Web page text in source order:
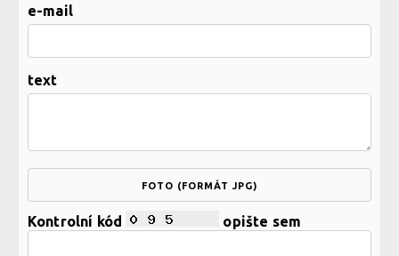
e-mail
text
FOTO (FORMÁT JPG)
Kontrolní kód opište sem